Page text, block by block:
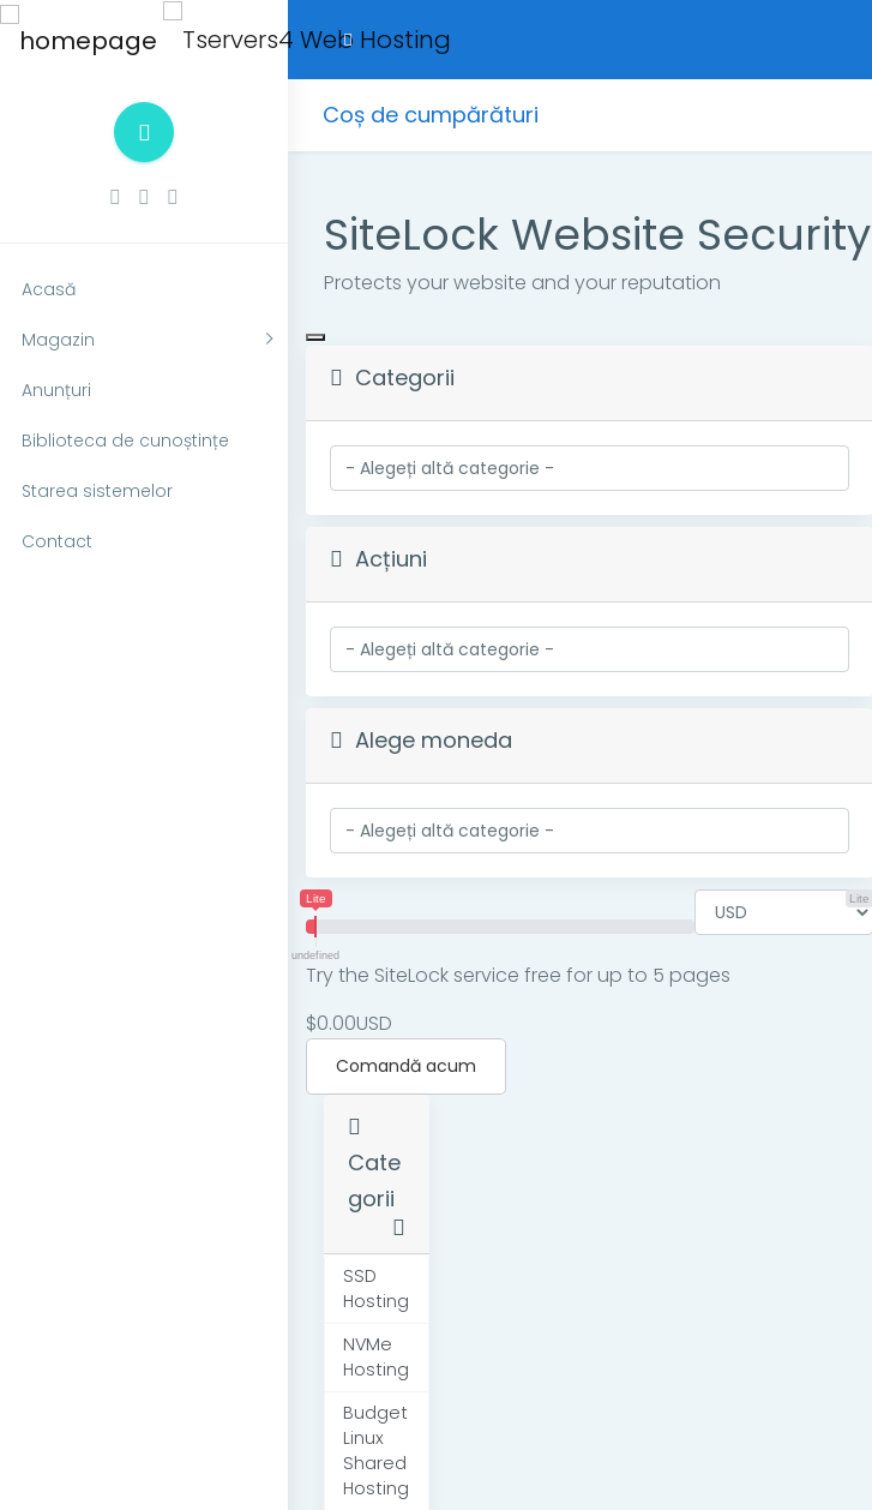
Acasă
Magazin
Anunțuri
Biblioteca de cunoștințe
Starea sistemelor
Contact
Coș de cumpărături
SiteLock Website Security
Protects your website and your reputation
Categorii
Acțiuni
Alege moneda
Lite
Lite
undefined
Try the SiteLock service free for up to 5 pages
$0.00USD
Comandă acum
Cate
gorii
SSD
Hosting
NVMe
Hosting
Budget
Linux
Shared
Hosting